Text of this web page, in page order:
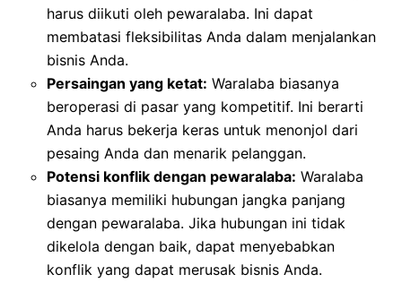
harus diikuti oleh pewaralaba. Ini dapat
membatasi fleksibilitas Anda dalam menjalankan
bisnis Anda.
Persaingan yang ketat: Waralaba biasanya
beroperasi di pasar yang kompetitif. Ini berarti
Anda harus bekerja keras untuk menonjol dari
pesaing Anda dan menarik pelanggan.
Potensi konflik dengan pewaralaba: Waralaba
biasanya memiliki hubungan jangka panjang
dengan pewaralaba. Jika hubungan ini tidak
dikelola dengan baik, dapat menyebabkan
konflik yang dapat merusak bisnis Anda.